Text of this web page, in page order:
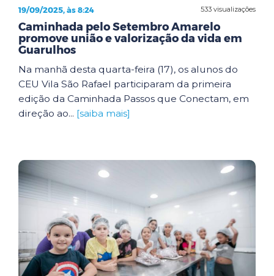
533 visualizações
19/09/2025, às 8:24
Caminhada pelo Setembro Amarelo
promove união e valorização da vida em
Guarulhos
Na manhã desta quarta-feira (17), os alunos do
CEU Vila São Rafael participaram da primeira
edição da Caminhada Passos que Conectam, em
direção ao... [saiba mais]